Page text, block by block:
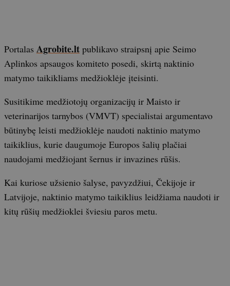
Portalas Agrobite.lt publikavo straipsnį apie Seimo
Aplinkos apsaugos komiteto posedi, skirtą naktinio
matymo taikikliams medžioklėje įteisinti.
Susitikime medžiotojų organizacijų ir Maisto ir
veterinarijos tarnybos (VMVT) specialistai argumentavo
būtinybę leisti medžioklėje naudoti naktinio matymo
taikiklius, kurie daugumoje Europos šalių plačiai
naudojami medžiojant šernus ir invazines rūšis.
Kai kuriose užsienio šalyse, pavyzdžiui, Čekijoje ir
Latvijoje, naktinio matymo taikiklius leidžiama naudoti ir
kitų rūšių medžioklei šviesiu paros metu.